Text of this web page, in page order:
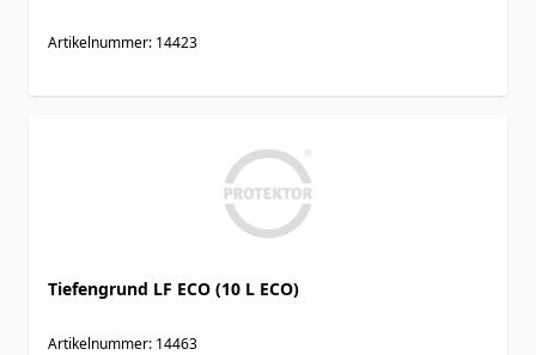
Artikelnummer: 14423
Tiefengrund LF ECO (10 L ECO)
Artikelnummer: 14463